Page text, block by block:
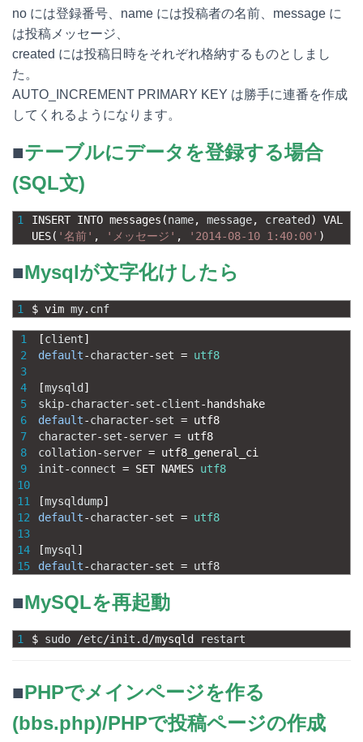
no には登録番号、name には投稿者の名前、message に
は投稿メッセージ、
created には投稿日時をそれぞれ格納するものとしまし
た。
AUTO_INCREMENT PRIMARY KEY は勝手に連番を作成
してくれるようになります。
■テーブルにデータを登録する場合
(SQL文)
1 INSERT INTO messages (name, message, created )
VAL
UES( '名前' , 'メッセージ' , '2014-08-10 1:40:00' )
■Mysqlが文字化けしたら
1 $ vim my. cnf
1
2
3
4
5
6
7
8
9
10
11
12
13
14
15
[client]
default-character-set = utf8
[mysqld ]
skip-character-set-client- handshake
default-character-set = utf8
character-set-server = utf8
collation-server = utf8_general_ci
init-connect = SET NAMES utf8
[mysqldump]
default-character-set = utf8
[mysql ]
default-character-set = utf8
■MySQLを再起動
1 $ sudo /etc/init . d /mysqld restart
■PHPでメインページを作る
(bbs.php)/PHPで投稿ページの作成